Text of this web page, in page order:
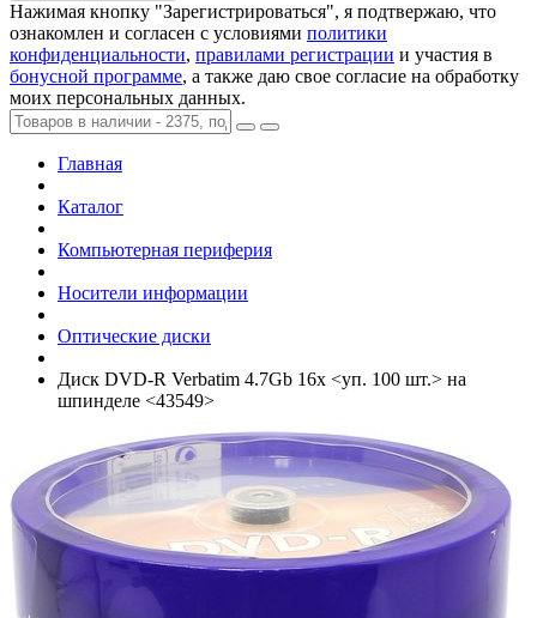
Нажимая кнопку "Зарегистрироваться", я подтвержаю, что
ознакомлен и согласен с условиями политики
конфиденциальности, правилами регистрации и участия в
бонусной программе, а также даю свое согласие на обработку
моих персональных данных.
Главная
Каталог
Компьютерная периферия
Носители информации
Оптические диски
Диск DVD-R Verbatim 4.7Gb 16x <уп. 100 шт.> на
шпинделе <43549>